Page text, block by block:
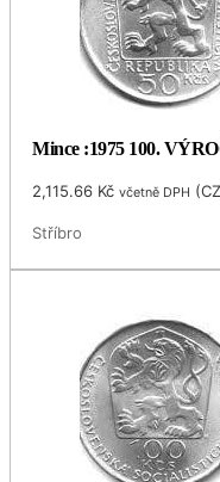
Mince :1975 100.
2,115.66 Kč včetně DPH (
Stříbro